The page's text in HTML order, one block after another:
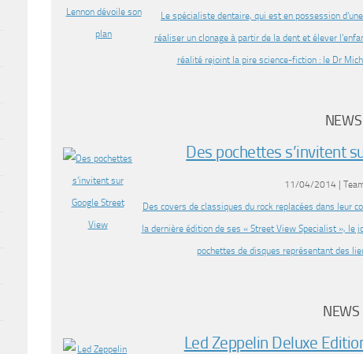
Le spécialiste dentaire, qui est en possession
réaliser un clonage à partir de la dent et élever
réalité rejoint la pire science-fiction : le Dr
NEWS
Des pochettes s’invitent
11/04/2014 |
Des covers de classiques du rock replacées dans leur
la dernière édition de ses « Street View Specialist », le
pochettes de disques représentant des
NEWS
Led Zeppelin Deluxe